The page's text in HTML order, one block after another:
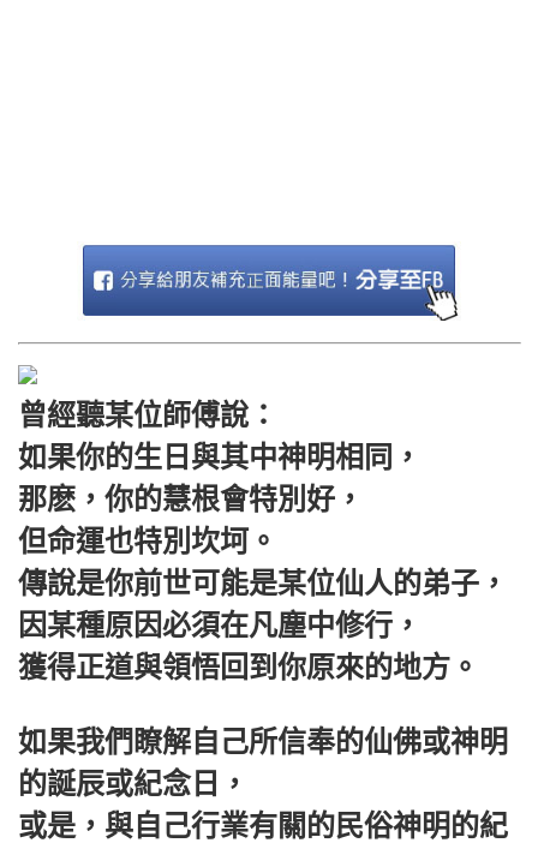
曾經聽某位師傅說：
如果你的生日與其中神明相同，
那麽，你的慧根會特別好，
但命運也特別坎坷。
傳說是你前世可能是某位仙人的弟子，
因某種原因必須在凡塵中修行，
獲得正道與領悟回到你原來的地方。
如果我們瞭解自己所信奉的仙佛或神明
的誕辰或紀念日，
或是，與自己行業有關的民俗神明的紀